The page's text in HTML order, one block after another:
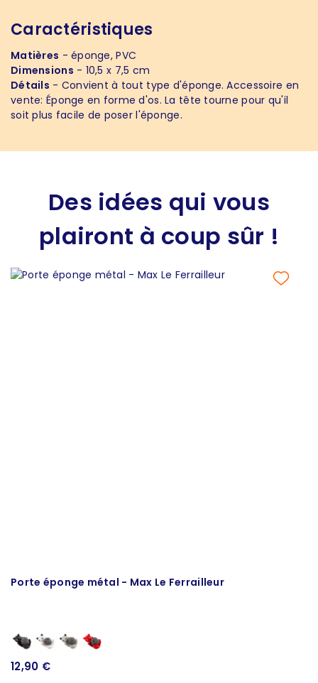
Caractéristiques
Matières - éponge, PVC
Dimensions - 10,5 x 7,5 cm
Détails - Convient à tout type d'éponge. Accessoire en
vente: Éponge en forme d'os. La tête tourne pour qu'il
soit plus facile de poser l'éponge.
Des idées qui vous
plairont à coup sûr !
Porte éponge métal - Max Le Ferrailleur
12,90 €